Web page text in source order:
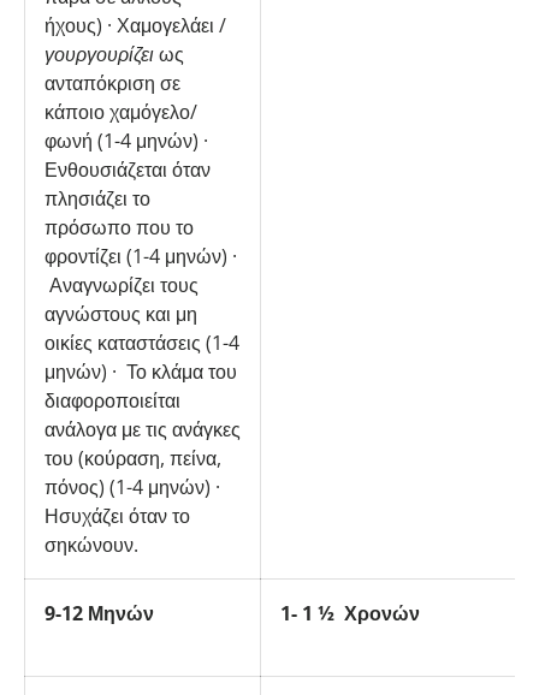
ήχους) · Χαμογελάει /
γουργουρίζειως
ανταπόκριση σε
κάποιο χαμόγελο/
φωνή (1-4 μηνών) ·
Ενθουσιάζεται όταν
πλησιάζει το
πρόσωπο που το
φροντίζει (1-4 μηνών) ·
Αναγνωρίζει τους
αγνώστους και μη
οικίες καταστάσεις (1-4
μηνών) · Το κλάμα του
διαφοροποιείται
ανάλογα με τις ανάγκες
του (κούραση, πείνα,
πόνος) (1-4 μηνών) ·
Ησυχάζει όταν το
σηκώνουν.
9-12 Μηνών 1- 1 ½ Χρονών